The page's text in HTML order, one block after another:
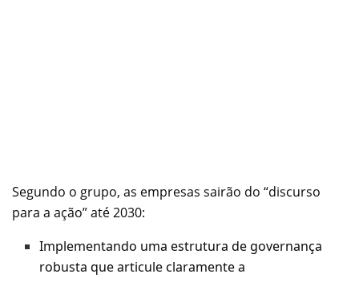
Segundo o grupo, as empresas sairão do “discurso
para a ação” até 2030:
Implementando uma estrutura de governança
robusta que articule claramente a